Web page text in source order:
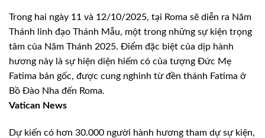
Trong hai ngày 11 và 12/10/2025, tại Roma sẽ diễn ra Năm
Thánh linh đạo Thánh Mẫu, một trong những sự kiện trọng
tâm của Năm Thánh 2025. Điểm đặc biệt của dịp hành
hương này là sự hiện diện hiếm có của tượng Đức Mẹ
Fatima bản gốc, được cung nghinh từ đền thánh Fatima ở
Bồ Đào Nha đến Roma.
Vatican News
Dự kiến có hơn 30.000 người hành hương tham dự sự kiện,